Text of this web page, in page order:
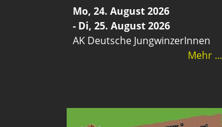
Mo, 24. August 2026
- Di, 25. August 2026
AK Deutsche JungwinzerInnen
Mehr ...